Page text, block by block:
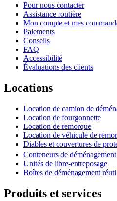
Pour nous contacter
Assistance routière
Mon compte et mes
Paiements
Conseils
FAQ
Accessibilité
Évaluations des clients
Locations
Location de camion de
Location de fourgonnette
Location de remorque
Location de véhicule de
Diables et couvertures de
Conteneurs de
Unités de libre-entreposage
Boîtes de déménagement
Produits et services